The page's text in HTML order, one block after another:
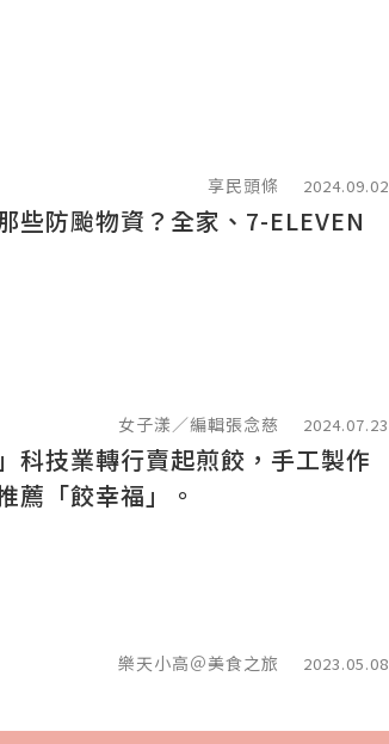
享民頭條 2024.09.02
些防颱物資？全家、7-ELEVEN
女子漾／編輯張念慈 2024.07.23
科技業轉行賣起煎餃，手工製作
薦「餃幸福」。
樂天小高＠美食之旅 2023.05.08